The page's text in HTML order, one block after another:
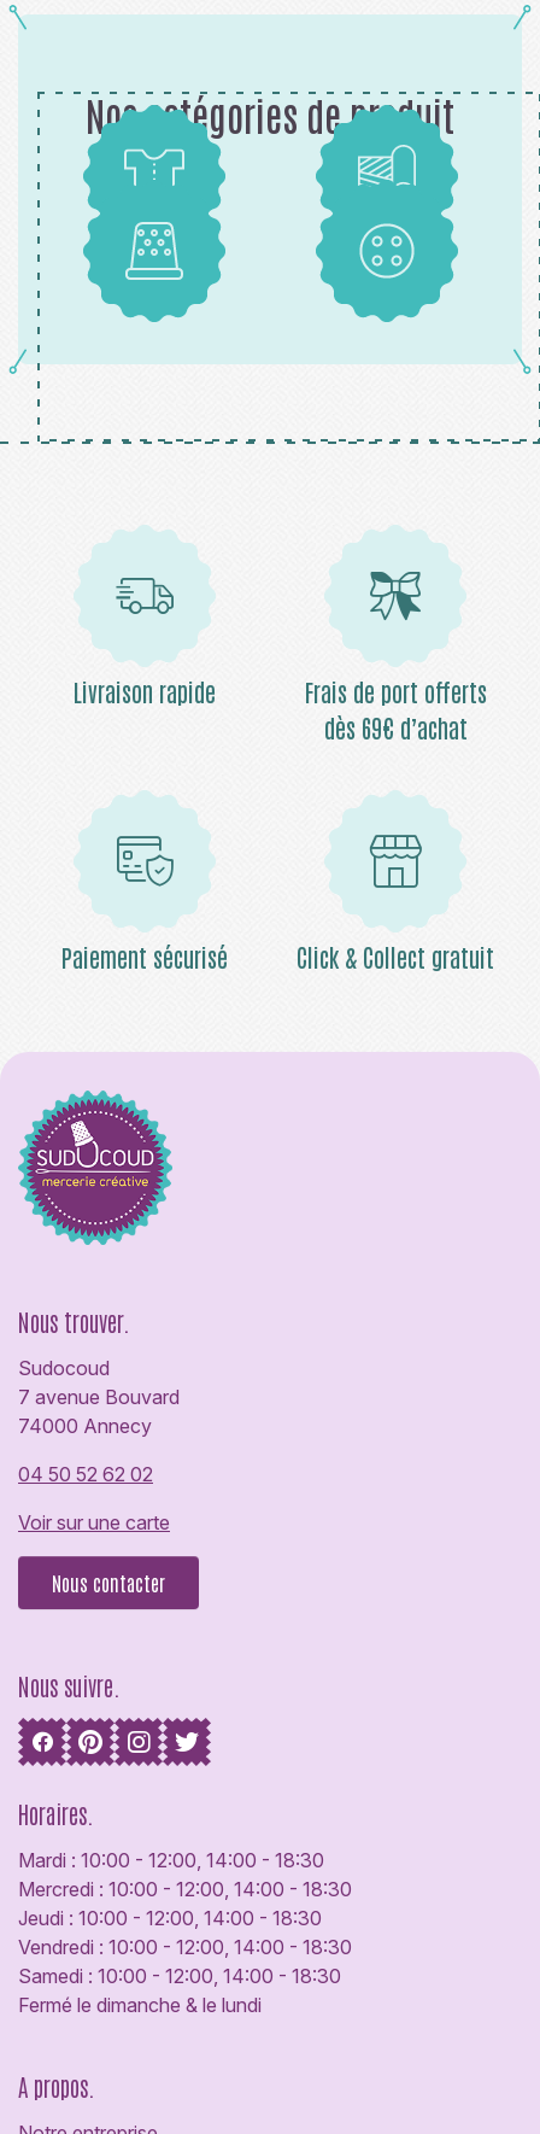
Nos catégories de produit
Patrons Tissus
Mercerie Boutons
Livraison rapide
Frais de port offerts
dès 69€ d’achat
Paiement sécurisé Click & Collect gratuit
Nous trouver.
Sudocoud
7 avenue Bouvard
74000 Annecy
04 50 52 62 02
Voir sur une carte
Nous contacter
Nous suivre.
Horaires.
Mardi : 10:00 - 12:00, 14:00 - 18:30
Mercredi : 10:00 - 12:00, 14:00 - 18:30
Jeudi : 10:00 - 12:00, 14:00 - 18:30
Vendredi : 10:00 - 12:00, 14:00 - 18:30
Samedi : 10:00 - 12:00, 14:00 - 18:30
Fermé le dimanche & le lundi
A propos.